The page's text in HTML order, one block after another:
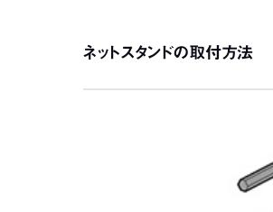
ネットスタンドの取付方法